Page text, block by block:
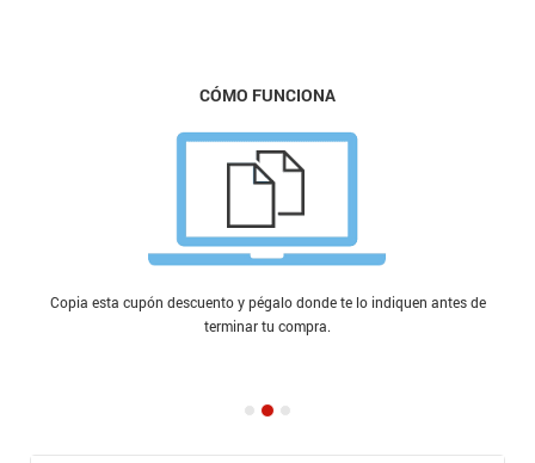
CÓMO FUNCIONA
Copia esta cupón descuento y pégalo donde te lo indiquen antes de
terminar tu compra.